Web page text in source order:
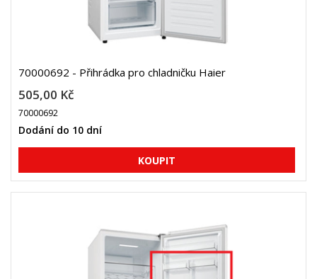
70000692 - Přihrádka pro chladničku Haier
505,00 Kč
70000692
Dodání do 10 dní